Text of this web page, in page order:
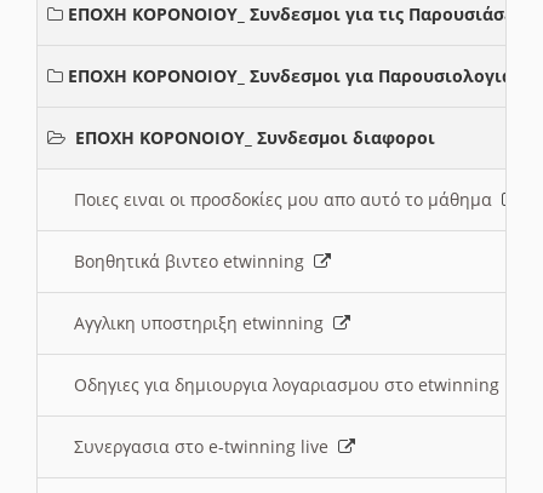
ΕΠΟΧΗ ΚΟΡΟΝΟΙΟΥ_ Συνδεσμοι για τις Παρουσιάσεις
ΕΠΟΧΗ ΚΟΡΟΝΟΙΟΥ_ Συνδεσμοι για Παρουσιολογια
ΕΠΟΧΗ ΚΟΡΟΝΟΙΟΥ_ Συνδεσμοι διαφοροι
Ποιες ειναι οι προσδοκίες μου απο αυτό το μάθημα
Βοηθητικά βιντεο etwinning
Αγγλικη υποστηριξη etwinning
Οδηγιες για δημιουργια λογαριασμου στο etwinning
Συνεργασια στο e-twinning live